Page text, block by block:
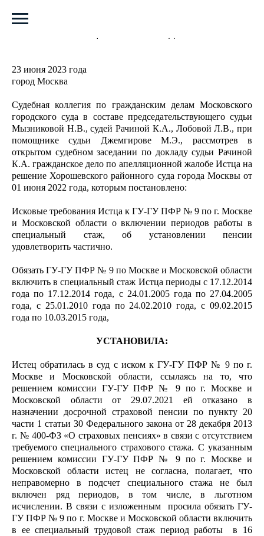
23 июня 2023 года
город Москва
Судебная коллегия по гражданским делам Московского
городского суда в составе председательствующего судьи
Мызниковой Н.В., судей Рачиной К.А., Лобовой Л.В., при
помощнике судьи Джемгирове М.Э., рассмотрев в
открытом судебном заседании по докладу судьи Рачиной
К.А. гражданское дело по апелляционной жалобе Истца на
решение Хорошевского районного суда города Москвы от
01 июня 2022 года, которым постановлено:
Исковые требования Истца к ГУ-ГУ ПФР № 9 по г. Москве
и Московской области о включении периодов работы в
специальный стаж, об установлении пенсии
удовлетворить частично.
Обязать ГУ-ГУ ПФР № 9 по Москве и Московской области
включить в специальный стаж Истца периоды с 17.12.2014
года по 17.12.2014 года, с 24.01.2005 года по 27.04.2005
года, с 25.01.2010 года по 24.02.2010 года, с 09.02.2015
года по 10.03.2015 года,
УСТАНОВИЛА:
Истец обратилась в суд с иском к ГУ-ГУ ПФР № 9 по г.
Москве и Московской области, ссылаясь на то, что
решением комиссии ГУ-ГУ ПФР № 9 по г. Москве и
Московской области от 29.07.2021 ей отказано в
назначении досрочной страховой пенсии по пункту 20
части 1 статьи 30 Федерального закона от 28 декабря 2013
г. № 400-ФЗ «О страховых пенсиях» в связи с отсутствием
требуемого специального страхового стажа. С указанным
решением комиссии ГУ-ГУ ПФР № 9 по г. Москве и
Московской области истец не согласна, полагает, что
неправомерно в подсчет специального стажа не был
включен ряд периодов, в том числе, в льготном
исчислении. В связи с изложенным просила обязать ГУ-
ГУ ПФР № 9 по г. Москве и Московской области включить
в ее специальный трудовой стаж период работы в 16